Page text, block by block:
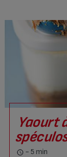
Yaourt
- 5 min